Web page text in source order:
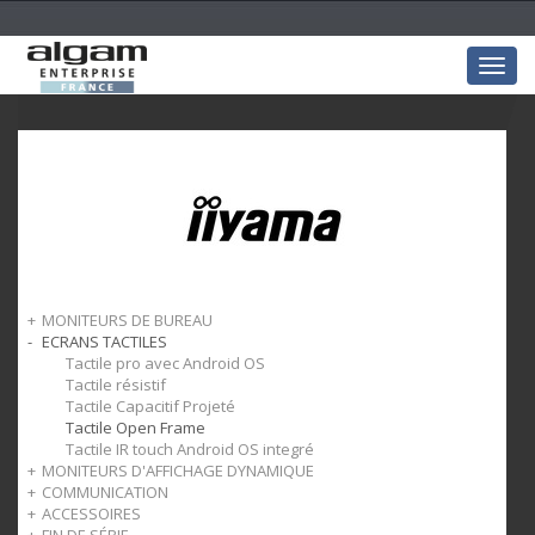
MONITEURS DE BUREAU
Avec webcam intégrée
Avec station d'accueil USB-C
Format 21:9
Format 16:9
ECRANS TACTILES
Tactile pro avec Android OS
Tactile résistif
Tactile Capacitif Projeté
Tactile Open Frame
Tactile IR touch Android OS integré
MONITEURS D'AFFICHAGE DYNAMIQUE
Dynamique paysage
Dynamique paysage + portrait 24/7
COMMUNICATION
Webcam & enceinte
ACCESSOIRES